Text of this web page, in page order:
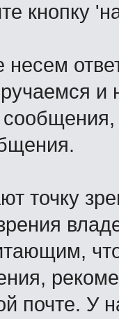
кнопку
и
точку
почте. У